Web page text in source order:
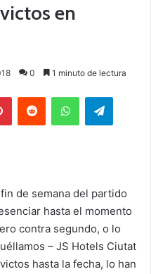
en
0 1 minuto de lectura
de semana del partido
hasta el momento
contra segundo, o lo
– JS Hotels Ciutat
hasta la fecha, lo han